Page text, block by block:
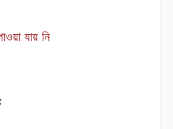
যায় নি